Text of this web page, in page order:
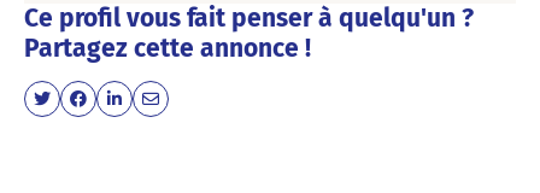
Ce profil vous fait penser à quelqu'un ?
Partagez cette annonce !